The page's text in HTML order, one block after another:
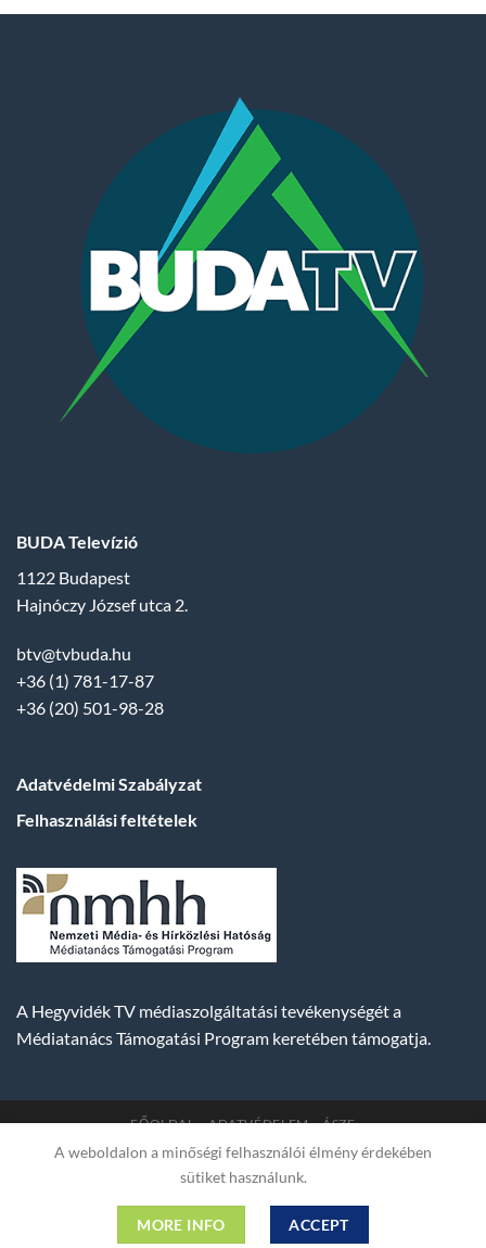
BUDA Televízió
1122 Budapest
Hajnóczy József utca 2.
btv@tvbuda.hu
+36 (1) 781-17-87
+36 (20) 501-98-28
Adatvédelmi Szabályzat
Felhasználási feltételek
A Hegyvidék TV médiaszolgáltatási tevékenységét a
Médiatanács Támogatási Program keretében támogatja.
FŐOLDAL ADATVÉDELEM ÁSZF
Copyright 2007-2026 © BUDA TV | Hegyvidék Média
Műsorszolgáltató Kft. | Budapest, Hungary, XII. Hajnóczy József
utca 2. fszt. | Cg. 01-09-882523 | A weboldal 256 bit SSL COMODO
titkosítással védve
A weboldalon a minőségi felhasználói élmény érdekében
sütiket használunk.
MORE INFO ACCEPT